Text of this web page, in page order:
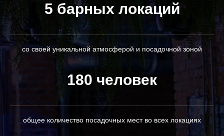
5 барных локаций
со своей уникальной атмосферой и посадочной зоной
180 человек
общее количество посадочных мест во всех локациях